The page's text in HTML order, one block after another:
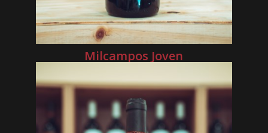
Milcampos Joven